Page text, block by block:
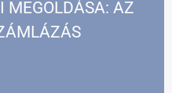
MEGOLDÁSA: AZ